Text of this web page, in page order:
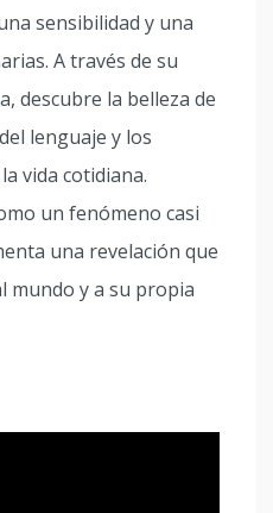
sensibilidad y una
A través de su
descubre la belleza de
lenguaje y los
vida cotidiana.
un fenómeno casi
una revelación que
mundo y a su propia